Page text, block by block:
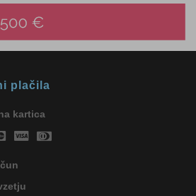
plačila
kartica